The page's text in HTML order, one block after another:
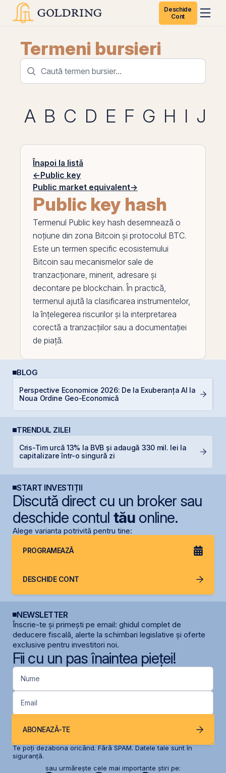
Deschide
Cont
Termeni bursieri
A B C D E F G H I J
Înapoi la listă
←Public key
Public market equivalent→
Public key hash
Termenul Public key hash desemnează o
noțiune din zona Bitcoin și protocolul BTC.
Este un termen specific ecosistemului
Bitcoin sau mecanismelor sale de
tranzacționare, minerit, adresare și
decontare pe blockchain. În practică,
termenul ajută la clasificarea instrumentelor,
la înțelegerea riscurilor și la interpretarea
corectă a tranzacțiilor sau a documentației
de piață.
BLOG
Perspective Economice 2026: De la Exuberanța AI la
Noua Ordine Geo-Economică
TRENDUL ZILEI
Cris-Tim urcă 13% la BVB și adaugă 330 mil. lei la
capitalizare într-o singură zi
START INVESTIȚII
Discută direct cu un broker sau
deschide contul tăuonline.
Alege varianta potrivită pentru tine:
PROGRAMEAZĂ
DESCHIDE CONT
NEWSLETTER
Înscrie-te și primești pe email: ghidul complet de
deducere fiscală, alerte la schimbari legislative și oferte
exclusive pentru investitori noi.
Fii cu un pas înaintea pieței!
Nume
Email
ABONEAZĂ-TE
Te poți dezabona oricând. Fără SPAM. Datele tale sunt în
siguranță.
sau urmărește cele mai importante știri pe: